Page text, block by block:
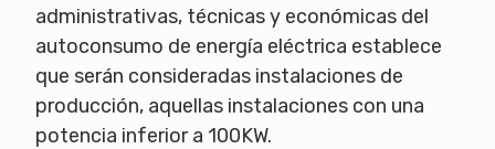
administrativas, técnicas y económicas del
autoconsumo de energía eléctrica establece
que serán consideradas instalaciones de
producción, aquellas instalaciones con una
potencia inferior a 100KW.